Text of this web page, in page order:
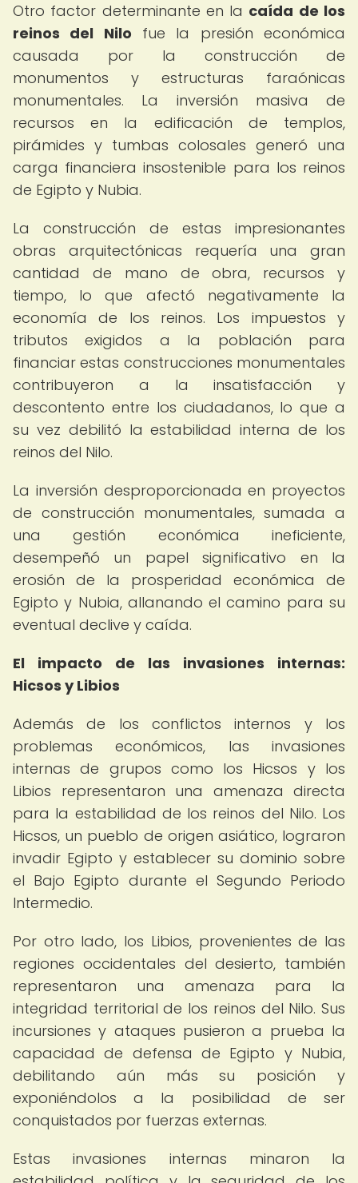
Otro factor determinante en la caída de los
reinos del Nilo fue la presión económica
causada por la construcción de
monumentos y estructuras faraónicas
monumentales. La inversión masiva de
recursos en la edificación de templos,
pirámides y tumbas colosales generó una
carga financiera insostenible para los reinos
de Egipto y Nubia.
La construcción de estas impresionantes
obras arquitectónicas requería una gran
cantidad de mano de obra, recursos y
tiempo, lo que afectó negativamente la
economía de los reinos. Los impuestos y
tributos exigidos a la población para
financiar estas construcciones monumentales
contribuyeron a la insatisfacción y
descontento entre los ciudadanos, lo que a
su vez debilitó la estabilidad interna de los
reinos del Nilo.
La inversión desproporcionada en proyectos
de construcción monumentales, sumada a
una gestión económica ineficiente,
desempeñó un papel significativo en la
erosión de la prosperidad económica de
Egipto y Nubia, allanando el camino para su
eventual declive y caída.
El impacto de las invasiones internas:
Hicsos y Libios
Además de los conflictos internos y los
problemas económicos, las invasiones
internas de grupos como los Hicsos y los
Libios representaron una amenaza directa
para la estabilidad de los reinos del Nilo. Los
Hicsos, un pueblo de origen asiático, lograron
invadir Egipto y establecer su dominio sobre
el Bajo Egipto durante el Segundo Periodo
Intermedio.
Por otro lado, los Libios, provenientes de las
regiones occidentales del desierto, también
representaron una amenaza para la
integridad territorial de los reinos del Nilo. Sus
incursiones y ataques pusieron a prueba la
capacidad de defensa de Egipto y Nubia,
debilitando aún más su posición y
exponiéndolos a la posibilidad de ser
conquistados por fuerzas externas.
Estas invasiones internas minaron la